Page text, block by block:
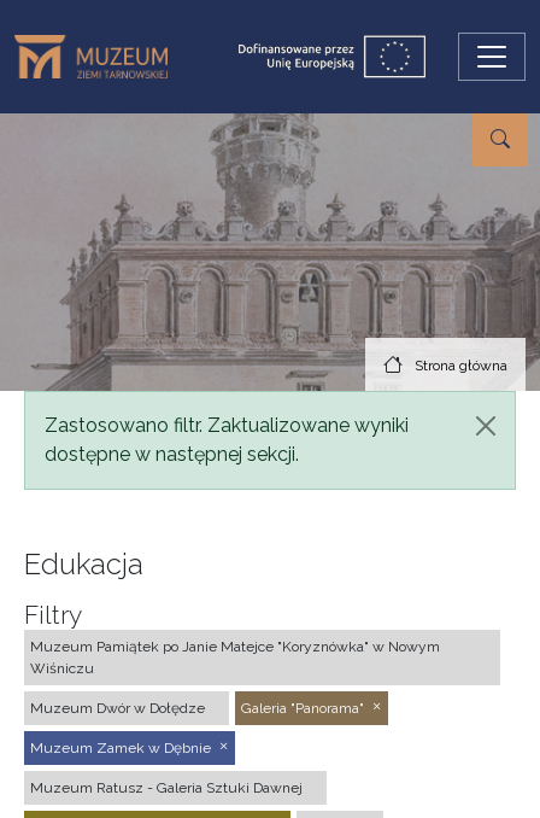
Strona główna
Komunikat
Zastosowano filtr. Zaktualizowane wyniki
dostępne w następnej sekcji.
Edukacja
Filtry
Muzeum Pamiątek po Janie Matejce "Koryznówka" w Nowym
Wiśniczu
Muzeum Dwór w Dołędze Galeria "Panorama"
Muzeum Zamek w Dębnie
Muzeum Ratusz - Galeria Sztuki Dawnej